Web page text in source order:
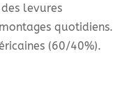
levures
quotidiens.
(60/40%).